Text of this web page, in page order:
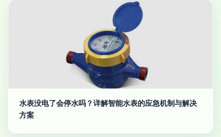
水表没电了会停水吗？详解智能水表的应急机制与解决
方案